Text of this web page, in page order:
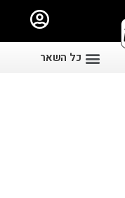
כל השאר